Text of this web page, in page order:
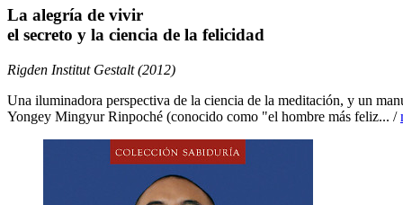
La alegría de vivir
el secreto y la ciencia de la felicidad
Rigden Institut Gestalt (2012)
Una iluminadora perspectiva de la ciencia de la meditación, y un
Yongey Mingyur Rinpoché (conocido como "el hombre más feliz... /